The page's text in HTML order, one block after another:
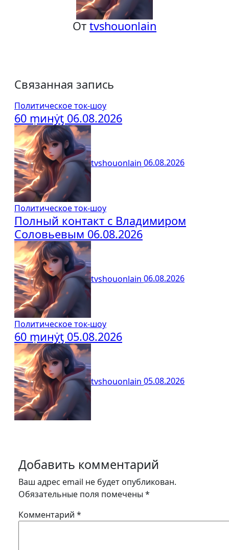
От tvshouonlain
Связанная запись
Политическое ток-шоу
60 ṃинẏƫ 06.08.2026
tvshouonlain 06.08.2026
Политическое ток-шоу
Полный контакт с Владимиром
Соловьевым 06.08.2026
tvshouonlain 06.08.2026
Политическое ток-шоу
60 ṃинẏƫ 05.08.2026
tvshouonlain 05.08.2026
Добавить комментарий
Ваш адрес email не будет опубликован.
Обязательные поля помечены *
Комментарий *